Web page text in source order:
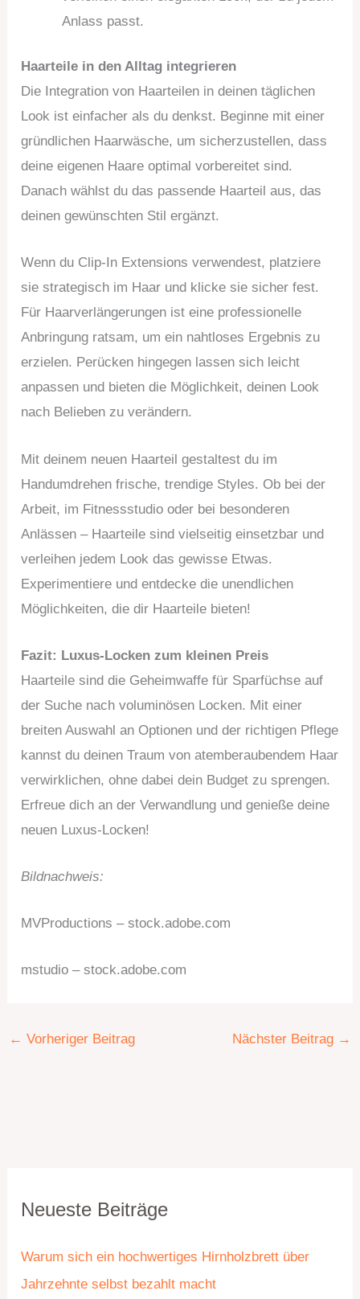
Anlass passt.
Haarteile in den Alltag integrieren
Die Integration von Haarteilen in deinen täglichen
Look ist einfacher als du denkst. Beginne mit einer
gründlichen Haarwäsche, um sicherzustellen, dass
deine eigenen Haare optimal vorbereitet sind.
Danach wählst du das passende Haarteil aus, das
deinen gewünschten Stil ergänzt.
Wenn du Clip-In Extensions verwendest, platziere
sie strategisch im Haar und klicke sie sicher fest.
Für Haarverlängerungen ist eine professionelle
Anbringung ratsam, um ein nahtloses Ergebnis zu
erzielen. Perücken hingegen lassen sich leicht
anpassen und bieten die Möglichkeit, deinen Look
nach Belieben zu verändern.
Mit deinem neuen Haarteil gestaltest du im
Handumdrehen frische, trendige Styles. Ob bei der
Arbeit, im Fitnessstudio oder bei besonderen
Anlässen – Haarteile sind vielseitig einsetzbar und
verleihen jedem Look das gewisse Etwas.
Experimentiere und entdecke die unendlichen
Möglichkeiten, die dir Haarteile bieten!
Fazit: Luxus-Locken zum kleinen Preis
Haarteile sind die Geheimwaffe für Sparfüchse auf
der Suche nach voluminösen Locken. Mit einer
breiten Auswahl an Optionen und der richtigen Pflege
kannst du deinen Traum von atemberaubendem Haar
verwirklichen, ohne dabei dein Budget zu sprengen.
Erfreue dich an der Verwandlung und genieße deine
neuen Luxus-Locken!
Bildnachweis:
MVProductions – stock.adobe.com
mstudio – stock.adobe.com
← Vorheriger Beitrag Nächster Beitrag →
Neueste Beiträge
Warum sich ein hochwertiges Hirnholzbrett über
Jahrzehnte selbst bezahlt macht
a
e
g
r
h
i